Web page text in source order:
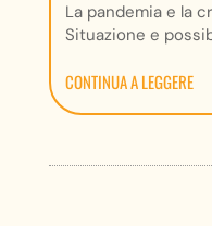
La pandemia e la
Situazione e
CONTINUA A LEGGERE